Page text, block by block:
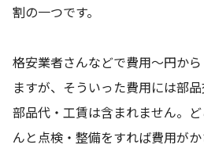
割の一つです。
格安業者さんなどで費用～円か
ますが、そういった費用には部
部品代・工賃は含まれません。
んと点検・整備をすれば費用が